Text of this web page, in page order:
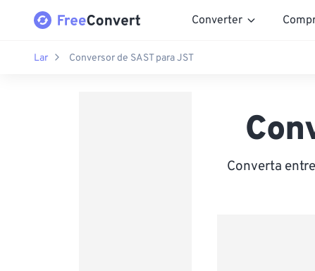
Converter
Lar Conversor de SAST para JST
Converta